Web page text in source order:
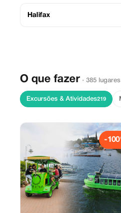
Halifax
O que fazer · 385 lugares
Excursões & Atividades219
-